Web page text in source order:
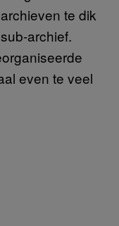
te dik
archief.
even te veel